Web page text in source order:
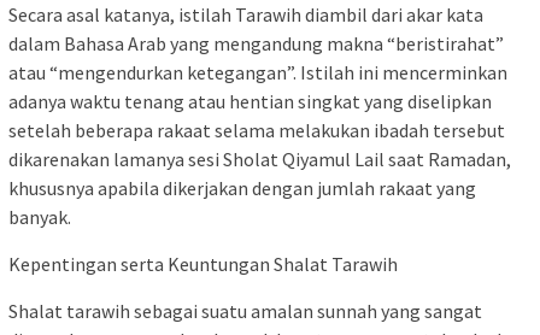
Secara asal katanya, istilah Tarawih diambil dari akar kata
dalam Bahasa Arab yang mengandung makna “beristirahat”
atau “mengendurkan ketegangan”. Istilah ini mencerminkan
adanya waktu tenang atau hentian singkat yang diselipkan
setelah beberapa rakaat selama melakukan ibadah tersebut
dikarenakan lamanya sesi Sholat Qiyamul Lail saat Ramadan,
khususnya apabila dikerjakan dengan jumlah rakaat yang
banyak.
Kepentingan serta Keuntungan Shalat Tarawih
Shalat tarawih sebagai suatu amalan sunnah yang sangat